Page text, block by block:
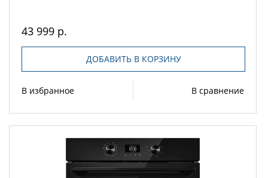
43 999 р.
ДОБАВИТЬ В КОРЗИНУ
В избранное В сравнение